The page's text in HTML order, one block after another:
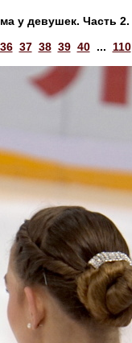
у девушек. Часть 2.
36 37 38 39 40... 110